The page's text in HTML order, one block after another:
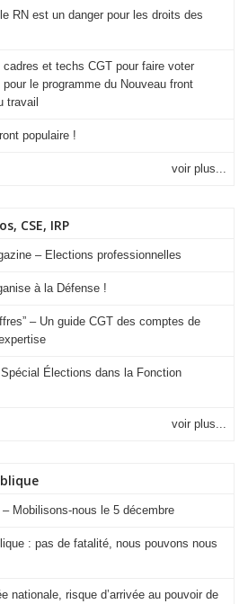
RN est un danger pour les droits des
et techs CGT pour faire voter
le programme du Nouveau front
travail
populaire !
voir plus...
CSE, IRP
– Elections professionnelles
à la Défense !
– Un guide CGT des comptes de
Élections dans la Fonction
voir plus...
Mobilisons-nous le 5 décembre
: pas de fatalité, nous pouvons nous
nationale, risque d’arrivée au pouvoir de